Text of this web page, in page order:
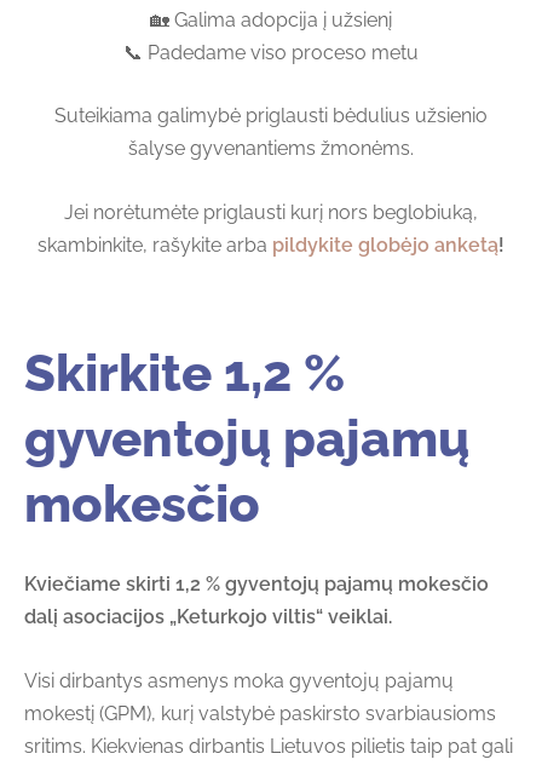
🏡 Galima adopcija į užsienį
📞 Padedame viso proceso metu
Suteikiama galimybė priglausti bėdulius užsienio
šalyse gyvenantiems žmonėms.
Jei norėtumėte priglausti kurį nors beglobiuką,
skambinkite, rašykite arba pildykite globėjo anketą!
Skirkite 1,2 %
gyventojų pajamų
mokesčio
Kviečiame skirti 1,2 % gyventojų pajamų mokesčio
dalį asociacijos „Keturkojo viltis“ veiklai.
Visi dirbantys asmenys moka gyventojų pajamų
mokestį (GPM), kurį valstybė paskirsto svarbiausioms
sritims. Kiekvienas dirbantis Lietuvos pilietis taip pat gali